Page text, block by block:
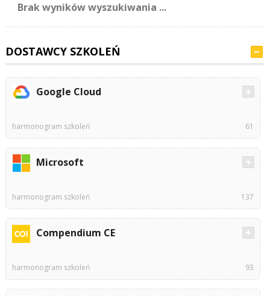
Brak wyników wyszukiwania ...
DOSTAWCY SZKOLEŃ
Google Cloud
harmonogram szkoleń 61
Microsoft
harmonogram szkoleń 137
Compendium CE
harmonogram szkoleń 93